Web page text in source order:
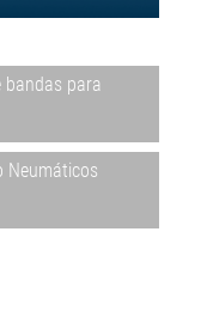
bandas para
Neumáticos